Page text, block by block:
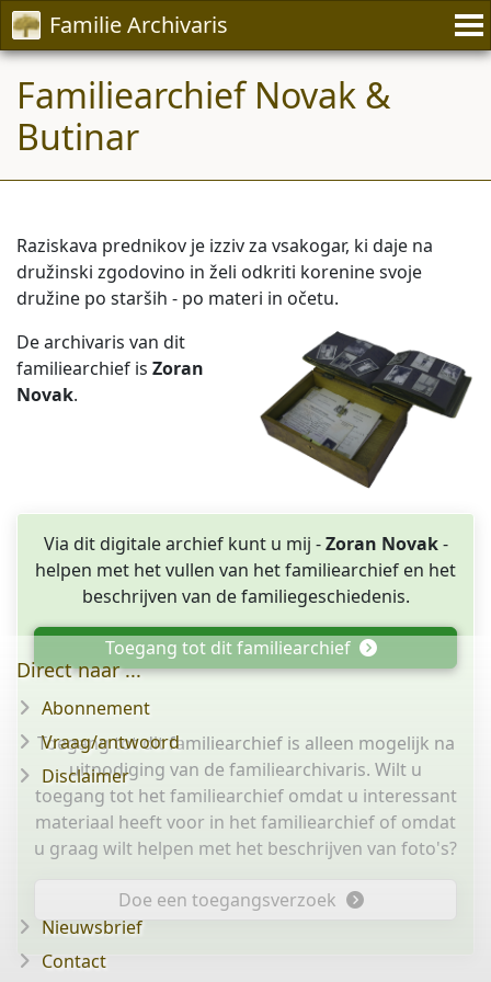
Familie Archivaris
Familiearchief Novak &
Butinar
Raziskava prednikov je izziv za vsakogar, ki daje na
družinski zgodovino in želi odkriti korenine svoje
družine po starših - po materi in očetu.
De archivaris van dit
familiearchief is Zoran
Novak.
Via dit digitale archief kunt u mij -Zoran Novak-
helpen met het vullen van het familiearchief en het
beschrijven van de familiegeschiedenis.
Toegang tot dit familiearchief
Toegang tot dit familiearchief is alleen mogelijk na
uitnodiging van de familiearchivaris. Wilt u
toegang tot het familiearchief omdat u interessant
materiaal heeft voor in het familiearchief of omdat
u graag wilt helpen met het beschrijven van foto's?
Doe een toegangsverzoek
Direct naar ...
Abonnement
Vraag/antwoord
Disclaimer
Nieuwsbrief
Contact